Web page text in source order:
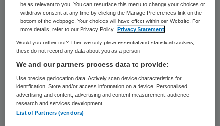
maar vooral naar wat de samenleving kan
doen voor een gezond leven van mensen.
Dit zei ze bij de presentatie van de
‘Zorgagenda voor een gezonde
samenleving’van de Raad voor de
Volksgezondheid (RVS) op 21 april.
Volgens Van de Vondevoort moet de vraag
be as relevant to you. You can resurface this menu to change your choices or
withdraw consent at any time by clicking the Manage Preferences link on the
bottom of the webpage. Your choices will have effect within our Website. For
more details, refer to our Privacy Policy.
Privacy Statement
Would you rather not? Then we only place essential and statistical cookies,
these do not record any data about you as a person
We and our partners process data to provide:
Use precise geolocation data. Actively scan device characteristics for
identification. Store and/or access information on a device. Personalised
advertising and content, advertising and content measurement, audience
research and services development.
List of Partners (vendors)